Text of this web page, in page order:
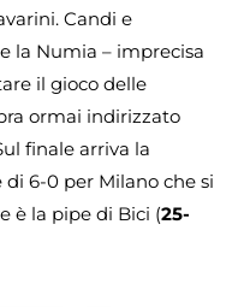
Candi e
la Numia – imprecisa
il gioco delle
ormai indirizzato
finale arriva la
di 6-0 per Milano che si
è la pipe di Bici (25-